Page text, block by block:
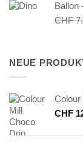
Ballon
CHF
NEUE
Colour
CHF